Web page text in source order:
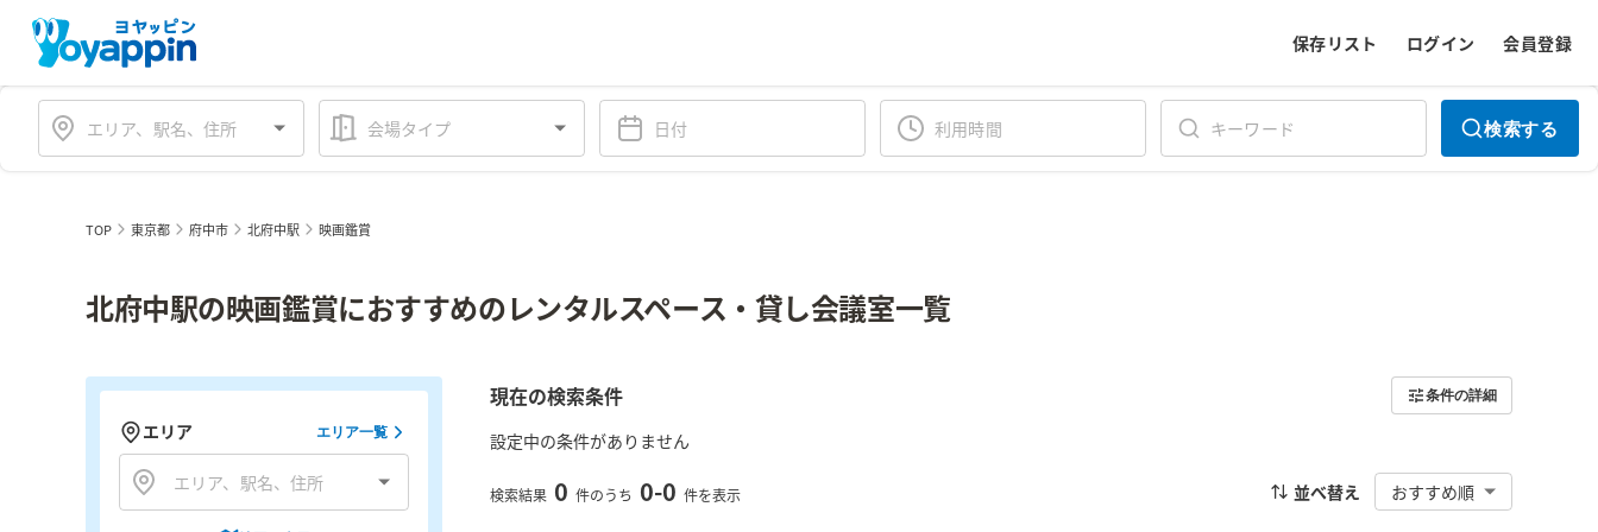
保存リスト ログイン 会員登録
会場タイプ 検索する
TOP 東京都 府中市 北府中駅 映画鑑賞
北府中駅の映画鑑賞におすすめのレンタルスペース・貸し会議室一覧
現在の検索条件 条件の詳細
設定中の条件がありません
検索結果 0 件のうち 0-0 件を表示 並べ替え おすすめ順
エリア エリア一覧